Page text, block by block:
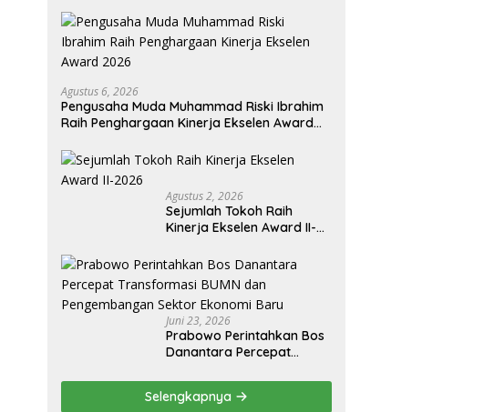
Agustus 6, 2026
Pengusaha Muda Muhammad Riski Ibrahim
Raih Penghargaan Kinerja Ekselen Award
Agustus 2, 2026
Sejumlah Tokoh Raih
Kinerja Ekselen Award II-
Juni 23, 2026
Prabowo Perintahkan Bos
Danantara Percepat
Pengembangan Sektor
Ekonomi Baru
Selengkapnya